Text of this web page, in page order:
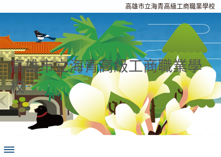
高雄市立海青高級工商職業學校
高雄市立海青高級工商職業學
校